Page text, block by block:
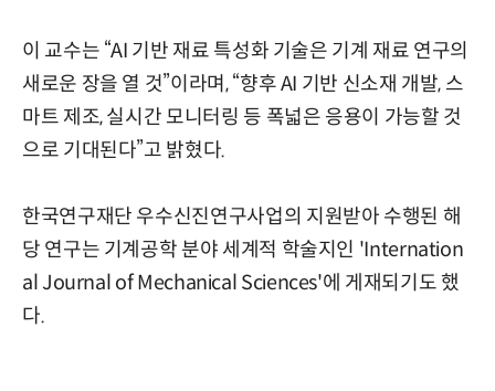
이 교수는 “AI 기반 재료 특성화 기술은 기계 재료 연구의
새로운 장을 열 것”이라며, “향후 AI 기반 신소재 개발, 스
마트 제조, 실시간 모니터링 등 폭넓은 응용이 가능할 것
으로 기대된다”고 밝혔다.
한국연구재단 우수신진연구사업의 지원받아 수행된 해
당 연구는 기계공학 분야 세계적 학술지인 'Internation
al Journal of Mechanical Sciences'에 게재되기도 했
다.